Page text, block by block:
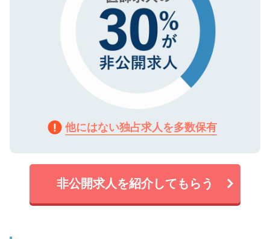
他にはない独占求人を多数保有
非公開求人を紹介してもらう